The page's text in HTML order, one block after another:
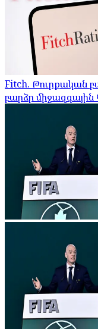
Fitch. Թուրքական
բարձր միջազգային